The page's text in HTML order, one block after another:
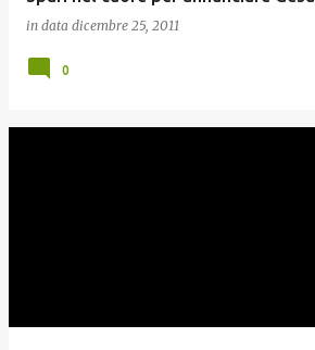
in data dicembre 25, 2011
0